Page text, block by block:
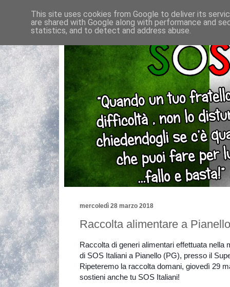
mercoledì 28 marzo 2018
Raccolta alimentare a
Raccolta di generi alimentari effettuata nella
di SOS Italiani a Pianello (PG), presso il
Ripeteremo la raccolta domani, giovedì 29
sostieni anche tu SOS Italiani!
This site uses cookies from Google to deliver its
are shared with Google along with performance and
statistics, and to detect and address abuse.